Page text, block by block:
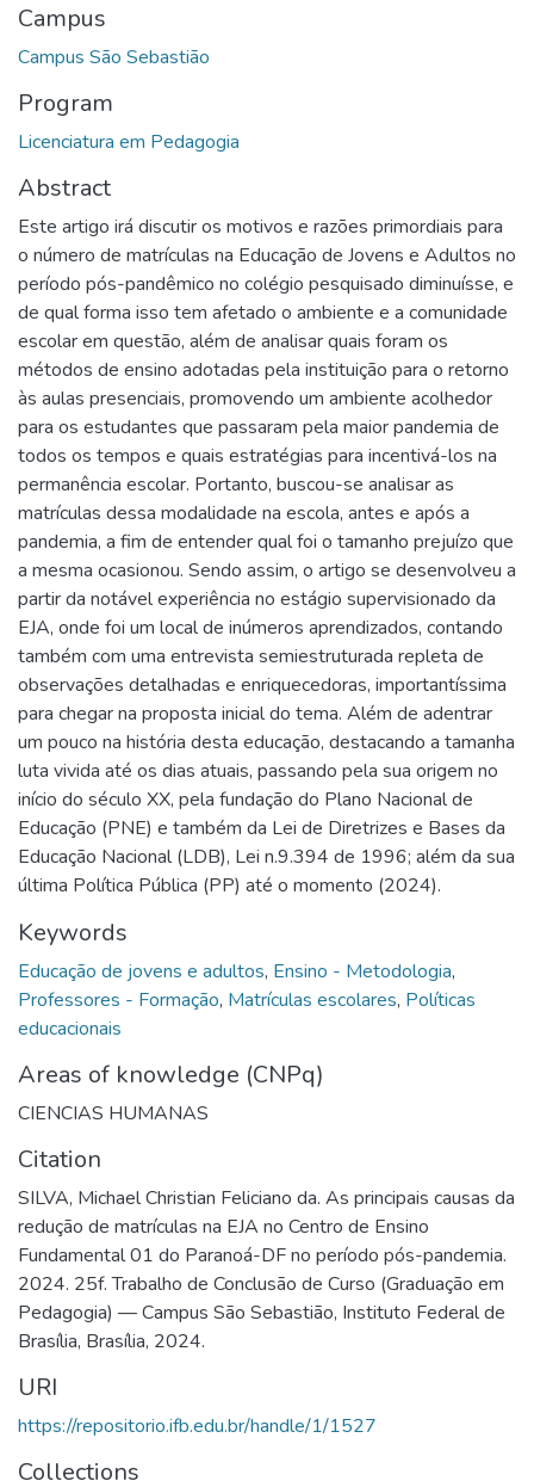
Campus
Campus São Sebastião
Program
Licenciatura em Pedagogia
Abstract
Este artigo irá discutir os motivos e razões primordiais para
o número de matrículas na Educação de Jovens e Adultos no
período pós-pandêmico no colégio pesquisado diminuísse, e
de qual forma isso tem afetado o ambiente e a comunidade
escolar em questão, além de analisar quais foram os
métodos de ensino adotadas pela instituição para o retorno
às aulas presenciais, promovendo um ambiente acolhedor
para os estudantes que passaram pela maior pandemia de
todos os tempos e quais estratégias para incentivá-los na
permanência escolar. Portanto, buscou-se analisar as
matrículas dessa modalidade na escola, antes e após a
pandemia, a fim de entender qual foi o tamanho prejuízo que
a mesma ocasionou. Sendo assim, o artigo se desenvolveu a
partir da notável experiência no estágio supervisionado da
EJA, onde foi um local de inúmeros aprendizados, contando
também com uma entrevista semiestruturada repleta de
observações detalhadas e enriquecedoras, importantíssima
para chegar na proposta inicial do tema. Além de adentrar
um pouco na história desta educação, destacando a tamanha
luta vivida até os dias atuais, passando pela sua origem no
início do século XX, pela fundação do Plano Nacional de
Educação (PNE) e também da Lei de Diretrizes e Bases da
Educação Nacional (LDB), Lei n.9.394 de 1996; além da sua
última Política Pública (PP) até o momento (2024).
Keywords
Educação de jovens e adultos, Ensino - Metodologia,
Professores - Formação, Matrículas escolares, Políticas
educacionais
Areas of knowledge (CNPq)
CIENCIAS HUMANAS
Citation
SILVA, Michael Christian Feliciano da. As principais causas da
redução de matrículas na EJA no Centro de Ensino
Fundamental 01 do Paranoá-DF no período pós-pandemia.
2024. 25f. Trabalho de Conclusão de Curso (Graduação em
Pedagogia) — Campus São Sebastião, Instituto Federal de
Brasília, Brasília, 2024.
URI
https://repositorio.ifb.edu.br/handle/1/1527
Collections